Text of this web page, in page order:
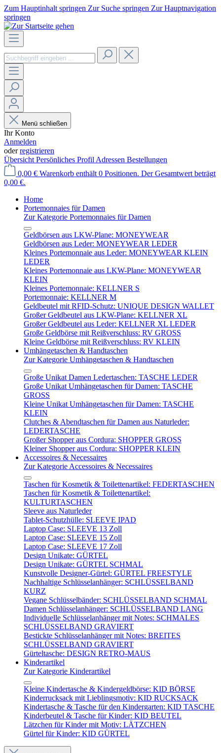
Zum Hauptinhalt springen Zur Suche springen Zur Hauptnavigation
springen
Menü schließen
Ihr Konto
Anmelden
oderregistrieren
Übersicht Persönliches Profil Adressen Bestellungen
0,00 € Warenkorb enthält 0 Positionen. Der Gesamtwert beträgt
0,00 €.
Home
Portemonnaies für Damen
Zur Kategorie Portemonnaies für Damen
Geldbörsen aus LKW-Plane: MONEYWEAR
Geldbörsen aus Leder: MONEYWEAR LEDER
Kleines Portemonnaie aus Leder: MONEYWEAR KLEIN
LEDER
Kleines Portemonnaie aus LKW-Plane: MONEYWEAR
KLEIN
Kleines Portemonnaie: KELLNER S
Portemonnaie: KELLNER M
Geldbeutel mit RFID-Schutz: UNIQUE DESIGN WALLET
Großer Geldbeutel aus LKW-Plane: KELLNER XL
Großer Geldbeutel aus Leder: KELLNER XL LEDER
Große Geldbörse mit Reißverschluss: RV GROSS
Kleine Geldbörse mit Reißverschluss: RV KLEIN
Umhängetaschen & Handtaschen
Zur Kategorie Umhängetaschen & Handtaschen
Große Unikat Damen Ledertaschen: TASCHE LEDER
Große Unikat Umhängetaschen für Damen: TASCHE
GROSS
Kleine Unikat Umhängetaschen für Damen: TASCHE
KLEIN
Clutches & Abendtaschen für Damen aus Naturleder:
LEDERTASCHE
Großer Shopper aus Cordura: SHOPPER GROSS
Kleiner Shopper aus Cordura: SHOPPER KLEIN
Accessoires & Necessaires
Zur Kategorie Accessoires & Necessaires
Taschen für Kosmetik & Toilettenartikel: FEDERTASCHEN
Taschen für Kosmetik & Toilettenartikel:
KULTURTASCHEN
Sleeve aus Naturleder
Tablet-Schutzhülle: SLEEVE IPAD
Laptop Case: SLEEVE 13 Zoll
Laptop Case: SLEEVE 15 Zoll
Laptop Case: SLEEVE 17 Zoll
Design Unikate: GÜRTEL
Design Unikate: GÜRTEL SCHMAL
Kunstvolle Designer-Gürtel: GÜRTEL FREESTYLE
Nachhaltige Schlüsselanhänger: SCHLÜSSELBAND
KURZ
Vegane Schlüsselbänder: SCHLÜSSELBAND SCHMAL
Damen Schlüsselanhänger: SCHLÜSSELBAND LANG
Individuelle Schlüsselanhänger mit Notes: SCHMALES
SCHLÜSSELBAND GRAVIERT
Bestickte Schlüsselanhänger mit Notes: BREITES
SCHLÜSSELBAND GRAVIERT
Gürteltasche: DESIGN RETRO-MAUS
Kinderartikel
Zur Kategorie Kinderartikel
Kleine Kindertasche & Kindergeldbörse: KID BÖRSE
Kinderrucksack mit Lieblingsmotiv: KID RUCKSACK
Kindertasche & Tasche für den Kindergarten: KID TASCHE
Kinderbeutel & Tasche für Kinder: KID BEUTEL
Lätzchen für Kinder mit Motiv: LÄTZCHEN
Gürtel für Kinder: KID GÜRTEL